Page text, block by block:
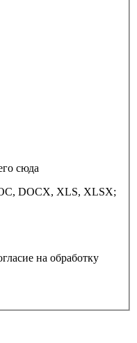
сюда
DOCX, XLS, XLSX;
на обработку